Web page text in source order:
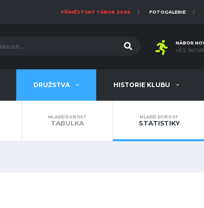
PŘÍMĚSTSKÝ TÁBOR 2026 FOTOGALERIE
NÁBOR
VÍCE
DRUŽSTVA HISTORIE KLUBU
MLADŠÍ DOROST
TABULKA
MLADŠÍ DOROST
STATISTIKY